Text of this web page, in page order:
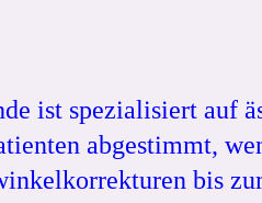
ist spezialisiert auf
abgestimmt,
bis